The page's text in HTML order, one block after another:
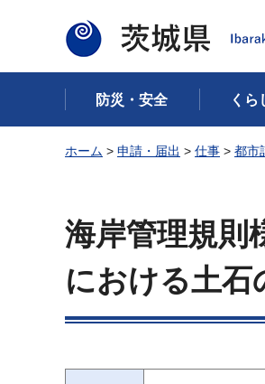
茨城県
防災・安全 くら
ホーム > 申請・届出 > 仕事 > 都市
海岸管理規則
における土石